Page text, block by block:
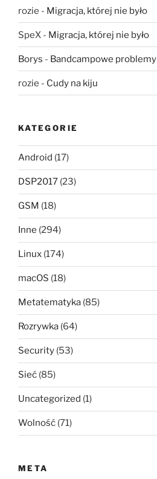
rozie - Migracja, której nie było
SpeX - Migracja, której nie było
Borys - Bandcampowe problemy
rozie - Cudy na kiju
KATEGORIE
Android (17)
DSP2017 (23)
GSM (18)
Inne (294)
Linux (174)
macOS (18)
Metatematyka (85)
Rozrywka (64)
Security (53)
Sieć (85)
Uncategorized (1)
Wolność (71)
META